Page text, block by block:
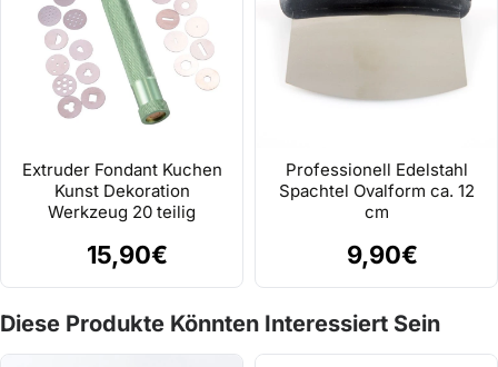
Extruder Fondant Kuchen
Kunst Dekoration
Werkzeug 20 teilig
15,90€
Professionell Edelstahl
Spachtel Ovalform ca. 12
cm
9,90€
Diese Produkte Könnten Interessiert Sein